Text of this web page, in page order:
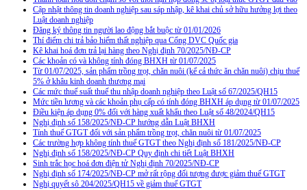
Cập nhật thông tin doanh nghiệp sau sáp nhập, kê khai chủ sở hữu hưởng lợi theo
Luật doanh nghiệp
Đăng ký thông tin người lao động bắt buộc từ 01/01/2026
Thí điểm chi trả bảo hiểm thất nghiệp qua Cổng DVC Quốc gia
Kê khai hoá đơn trả lại hàng theo Nghị định 70/2025/NĐ-CP
Các khoản có và không tính đóng BHXH từ 01/07/2025
Từ 01/07/2025, sản phẩm trồng trọt, chăn nuôi (kể cả thức ăn chăn nuôi) chịu thuế
5% ở khâu kinh doanh thương mại
Các mức thuế suất thuế thu nhập doanh nghiệp theo Luật số 67/2025/QH15
Mức tiền lương và các khoản phụ cấp có tính đóng BHXH áp dụng từ 01/07/2025
Điều kiện áp dụng 0% đối với hàng xuất khẩu theo Luật số 48/2024/QH15
Nghị định số 158/2025/NĐ-CP hướng dẫn Luật BHXH
Tính thuế GTGT đối với sản phẩm trồng trọt, chăn nuôi từ 01/07/2025
Các trường hợp không tính thuế GTGT theo Nghị định số 181/2025/NĐ-CP
Nghị định số 158/2025/NĐ-CP Quy định chi tiết Luật BHXH
Sinh trắc học hoá đơn điện tử Nghị định 70/2025/NĐ-CP
Nghị định số 174/2025/NĐ-CP mở rất rộng đối tượng được giảm thuế GTGT
Nghị quyết sô 204/2025/QH15 về giảm thuế GTGT